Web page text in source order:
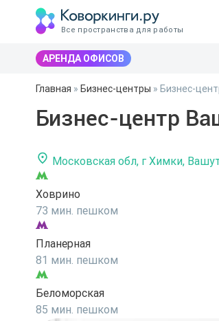
Все пространства для работы
АРЕНДА ОФИСОВ
Главная » Бизнес-центры » Бизнес-
Бизнес-центр
Московская обл, г Химки,
Ховрино
73 мин. пешком
Планерная
81 мин. пешком
Беломорская
85 мин. пешком